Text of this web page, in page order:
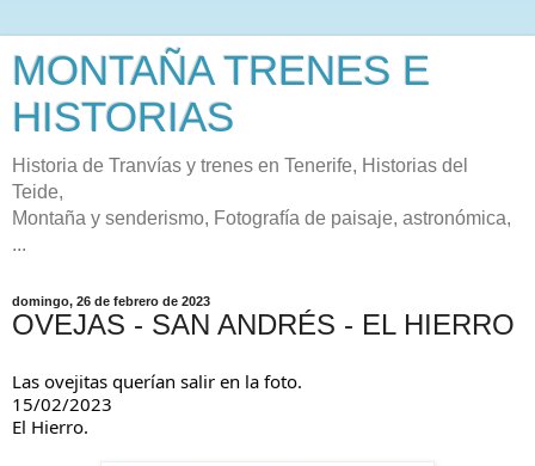
MONTAÑA TRENES E
HISTORIAS
Historia de Tranvías y trenes en Tenerife, Historias del
Teide,
Montaña y senderismo, Fotografía de paisaje, astronómica,
...
domingo, 26 de febrero de 2023
OVEJAS - SAN ANDRÉS - EL HIERRO
Las ovejitas querían salir en la foto.
15/02/2023
El Hierro.